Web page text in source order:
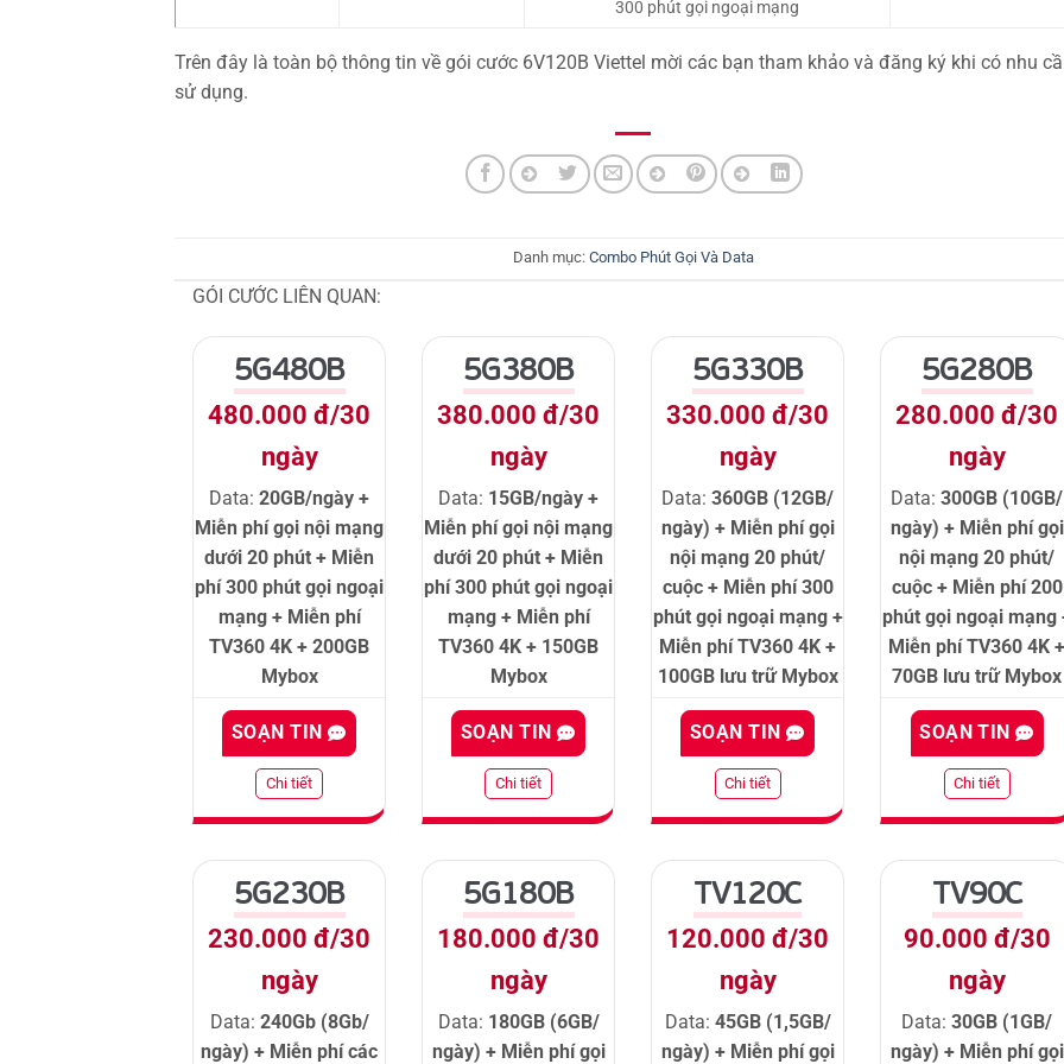
300 phút gọi ngoại mạng
Trên đây là toàn bộ thông tin về gói cước 6V120B Viettel mời các bạn tham khảo và đăng ký khi có nhu
sử dụng.
Danh mục: Combo Phút Gọi Và Data
GÓI CƯỚC LIÊN QUAN:
5G480B
480.000 đ/30
ngày
Data:20GB/ngày +
Miễn phí gọi nội mạng
dưới 20 phút + Miễn
phí 300 phút gọi ngoại
mạng + Miễn phí
TV360 4K + 200GB
Mybox
SOẠN TIN
Chi tiết
5G380B
380.000 đ/30
ngày
Data: 15GB/ngày +
Miễn phí gọi nội mạng
dưới 20 phút + Miễn
phí 300 phút gọi ngoại
mạng + Miễn phí
TV360 4K + 150GB
Mybox
SOẠN TIN
Chi tiết
5G330B
330.000 đ/30
ngày
Data:360GB (12GB/
ngày) + Miễn phí gọi
nội mạng 20 phút/
cuộc + Miễn phí 300
phút gọi ngoại mạng +
Miễn phí TV360 4K +
100GB lưu trữ Mybox
SOẠN TIN
Chi tiết
5G280B
280.000 đ/30
ngày
Data:300GB (10GB/
ngày) + Miễn phí gọi
nội mạng 20 phút/
cuộc + Miễn phí 200
phút gọi ngoại mạng
Miễn phí TV360 4K
70GB lưu trữ Mybox
SOẠN TIN
Chi tiết
5G230B
230.000 đ/30
ngày
Data: 240Gb (8Gb/
ngày) + Miễn phí các
5G180B
180.000 đ/30
ngày
Data: 180GB (6GB/
ngày) + Miễn phí gọi
TV120C
120.000 đ/30
ngày
Data: 45GB (1,5GB/
ngày) + Miễn phí gọi
TV90C
90.000 đ/30
ngày
Data:30GB (1GB/
ngày) + Miễn phí gọi